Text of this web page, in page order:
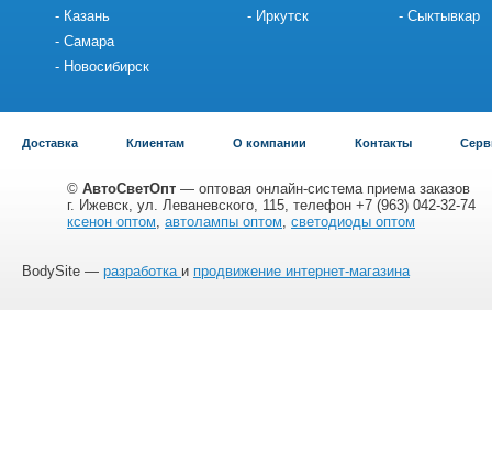
Казань
Самара
Новосибирск
Иркутск
Сыктывкар
Доставка Клиентам О компании Контакты
© АвтоСветОпт — оптовая онлайн-система приема заказов
г. Ижевск, ул. Леваневского, 115, телефон +7 (963) 042-32-74
ксенон оптом, автолампы оптом, светодиоды оптом
BodySite — разработка и продвижение интернет-магазина